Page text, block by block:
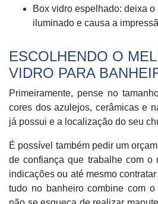
Box vidro espelhado: deixa
iluminado e causa a
ESCOLHENDO O
VIDRO PARA
Primeiramente, pense no
cores dos azulejos, cerâmicas e
já possui e a localização do seu
É possível também pedir um
de confiança que trabalhe com o
indicações ou até mesmo
tudo no banheiro combine com